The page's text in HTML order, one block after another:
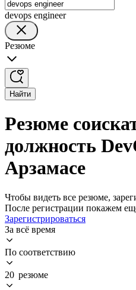
devops engineer
Резюме
Найти
Резюме
должность
Арзамасе
Чтобы видеть все резюме,
После регистрации покажем
Зарегистрироваться
За всё время
По соответствию
20 резюме